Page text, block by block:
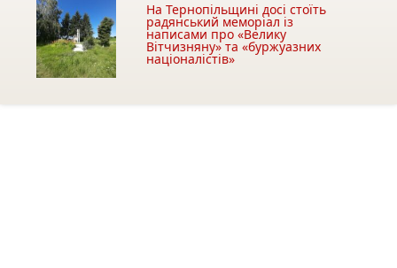
На Тернопільщині досі стоїть
радянський меморіал із
написами про «Велику
Вітчизняну» та «буржуазних
націоналістів»